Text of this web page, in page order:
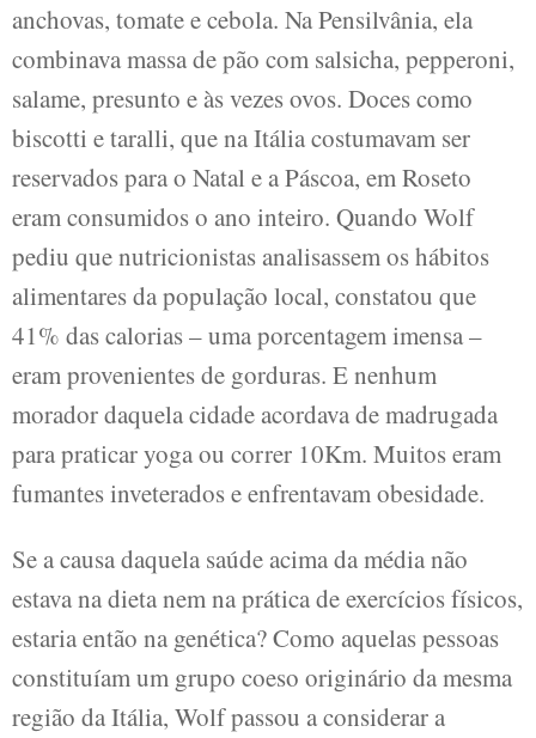
anchovas, tomate e cebola. Na Pensilvânia, ela
combinava massa de pão com salsicha, pepperoni,
salame, presunto e às vezes ovos. Doces como
biscotti e taralli, que na Itália costumavam ser
reservados para o Natal e a Páscoa, em Roseto
eram consumidos o ano inteiro. Quando Wolf
pediu que nutricionistas analisassem os hábitos
alimentares da população local, constatou que
41% das calorias – uma porcentagem imensa –
eram provenientes de gorduras. E nenhum
morador daquela cidade acordava de madrugada
para praticar yoga ou correr 10Km. Muitos eram
fumantes inveterados e enfrentavam obesidade.
Se a causa daquela saúde acima da média não
estava na dieta nem na prática de exercícios físicos,
estaria então na genética? Como aquelas pessoas
constituíam um grupo coeso originário da mesma
região da Itália, Wolf passou a considerar a